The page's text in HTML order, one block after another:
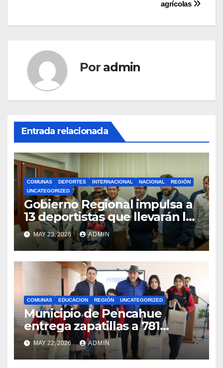
agrícolas
Por admin
Entrada relacionada
COMUNAS DEPORTES INTERNACIONAL NACIONAL
REGIÓN
UNCATEGORIZED
Gobierno Regional impulsa a
13 deportistas que llevarán la
bandera maulina a
competencias
internacionales
MAY 23, 2026 ADMIN
COMUNAS EDUCACION REGIÓN UNCATEGORIZED
Municipio de Pencahue
entrega zapatillas a 781
estudiantes con recursos del
Royalty Minero
MAY 22, 2026 ADMIN